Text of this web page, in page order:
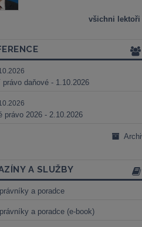
všichni lektoři
právo daňové - 1.10.2026
právo 2026 - 2.10.2026
A SLUŽBY
a poradce
a poradce (e-book)